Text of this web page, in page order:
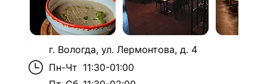
г. Вологда, ул. Лермонтова, д. 4
Пн-Чт 11:30-01:00